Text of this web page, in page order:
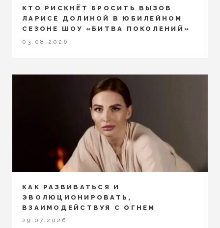
КТО РИСКНЁТ БРОСИТЬ ВЫЗОВ
ЛАРИСЕ ДОЛИНОЙ В ЮБИЛЕЙНОМ
СЕЗОНЕ ШОУ «БИТВА ПОКОЛЕНИЙ»
03.08.2026
КАК РАЗВИВАТЬСЯ И
ЭВОЛЮЦИОНИРОВАТЬ,
ВЗАИМОДЕЙСТВУЯ С ОГНЕМ
29.07.2026